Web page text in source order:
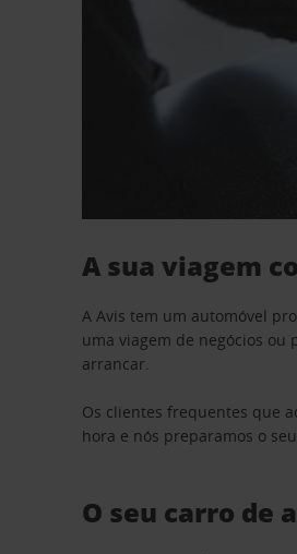
A sua viagem
A Avis tem um automóvel
uma viagem de negócios
arrancar.
Os clientes frequentes que
hora e nós preparamos o
O seu carro de